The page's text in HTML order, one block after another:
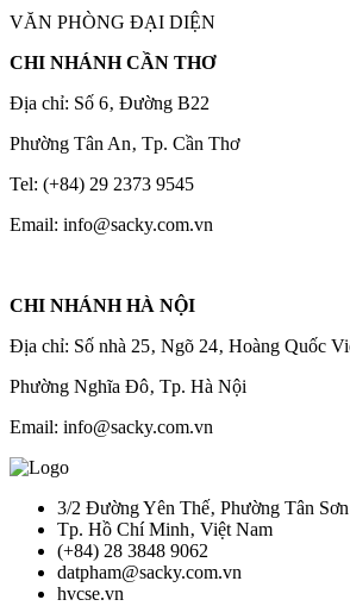
VĂN PHÒNG ĐẠI DIỆN
CHI NHÁNH CẦN THƠ
Địa chỉ: Số 6‚ Đường B22
Phường Tân An‚ Tp. Cần Thơ
Tel: (+84) 29 2373 9545
Email: info@sacky.com.vn
CHI NHÁNH HÀ NỘI
Địa chỉ: Số nhà 25‚ Ngõ 24‚ Hoàng Quốc
Phường Nghĩa Đô‚ Tp. Hà Nội
Email: info@sacky.com.vn
3/2 Đường Yên Thế‚ Phường Tân
Tp. Hồ Chí Minh‚ Việt Nam
(+84) 28 3848 9062
datpham@sacky.com.vn
hvcse.vn